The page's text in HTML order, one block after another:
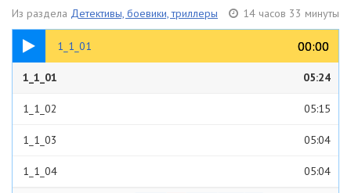
Из раздела Детективы, боевики, триллеры 14 часов 33 минуты
1_1_01 00:00
00:00
05:24
1_1_01 05:24
1_1_02 05:15
1_1_03 05:04
1_1_04 05:04